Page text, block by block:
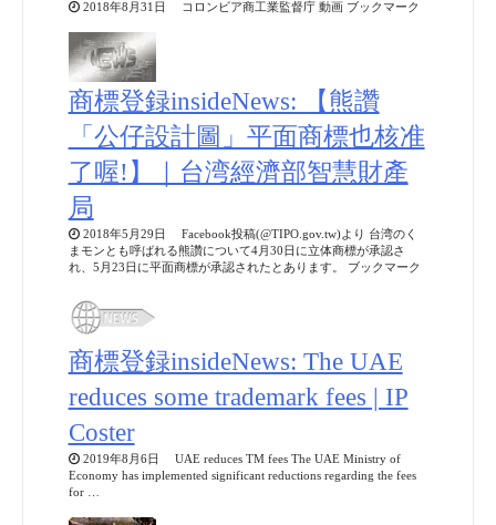
2018年8月31日 コロンビア商工業監督庁 動画 ブックマーク
商標登録insideNews: 【熊讚
「公仔設計圖」平面商標也核准
了喔!】｜台湾經濟部智慧財產
局
2018年5月29日 Facebook投稿(@TIPO.gov.tw)より 台湾のく
まモンとも呼ばれる熊讚について4月30日に立体商標が承認さ
れ、5月23日に平面商標が承認されたとあります。 ブックマーク
商標登録insideNews: The UAE
reduces some trademark fees | IP
Coster
2019年8月6日 UAE reduces TM fees The UAE Ministry of
Economy has implemented significant reductions regarding the fees
for …